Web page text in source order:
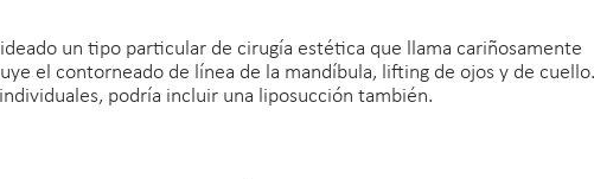
un tipo particular de cirugía estética que llama cariñosamente
el contorneado de línea de la mandíbula, lifting de ojos y de cuello.
podría incluir una liposucción también.